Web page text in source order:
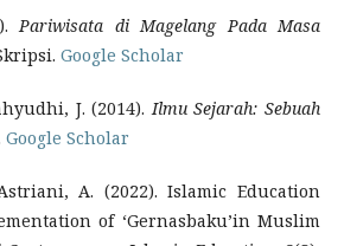
Pariwisata di Magelang Pada Masa
Google Scholar
J. (2014). Ilmu Sejarah: Sebuah
Google Scholar
A. (2022). Islamic Education
of ‘Gernasbaku’in Muslim